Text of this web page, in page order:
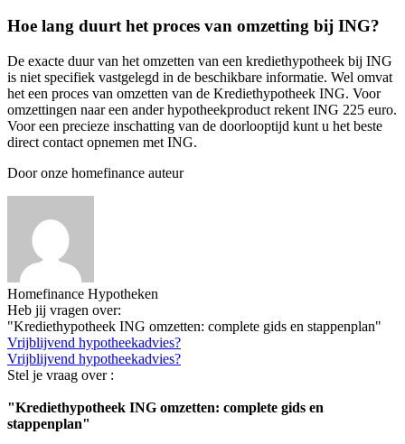
Hoe lang duurt het proces van omzetting bij ING?
De exacte duur van het omzetten van een krediethypotheek bij ING
is niet specifiek vastgelegd in de beschikbare informatie. Wel omvat
het een proces van omzetten van de Krediethypotheek ING. Voor
omzettingen naar een ander hypotheekproduct rekent ING 225 euro.
Voor een precieze inschatting van de doorlooptijd kunt u het beste
direct contact opnemen met ING.
Door onze homefinance auteur
Homefinance Hypotheken
Heb jij vragen over:
"Krediethypotheek ING omzetten: complete gids en stappenplan"
Vrijblijvend hypotheekadvies?
Vrijblijvend hypotheekadvies?
Stel je vraag over :
"Krediethypotheek ING omzetten: complete gids en
stappenplan"